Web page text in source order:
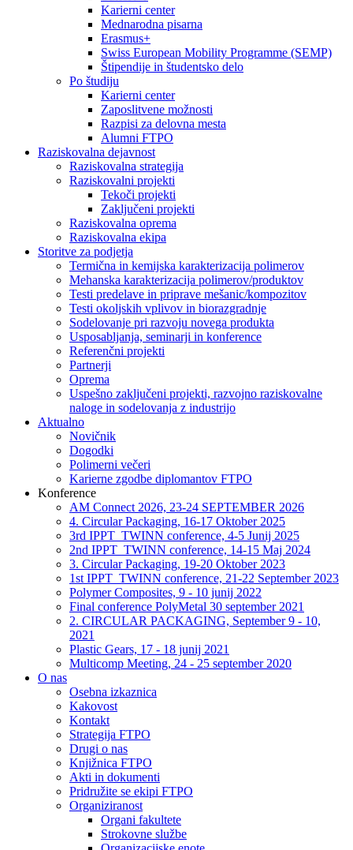
Karierni center
Mednarodna pisarna
Erasmus+
Swiss European Mobility Programme (SEMP)
Štipendije in študentsko delo
Po študiju
Karierni center
Zaposlitvene možnosti
Razpisi za delovna mesta
Alumni FTPO
Raziskovalna dejavnost
Raziskovalna strategija
Raziskovalni projekti
Tekoči projekti
Zaključeni projekti
Raziskovalna oprema
Raziskovalna ekipa
Storitve za podjetja
Termična in kemijska karakterizacija polimerov
Mehanska karakterizacija polimerov/produktov
Testi predelave in priprave mešanic/kompozitov
Testi okoljskih vplivov in biorazgradnje
Sodelovanje pri razvoju novega produkta
Usposabljanja, seminarji in konference
Referenčni projekti
Partnerji
Oprema
Uspešno zaključeni projekti, razvojno raziskovalne
naloge in sodelovanja z industrijo
Aktualno
Novičnik
Dogodki
Polimerni večeri
Karierne zgodbe diplomantov FTPO
Konference
AM Connect 2026, 23-24 SEPTEMBER 2026
4. Circular Packaging, 16-17 Oktober 2025
3rd IPPT_TWINN conference, 4-5 Junij 2025
2nd IPPT_TWINN conference, 14-15 Maj 2024
3. Circular Packaging, 19-20 Oktober 2023
1st IPPT_TWINN conference, 21-22 September 2023
Polymer Composites, 9 - 10 junij 2022
Final conference PolyMetal 30 september 2021
2. CIRCULAR PACKAGING, September 9 - 10,
2021
Plastic Gears, 17 - 18 junij 2021
Multicomp Meeting, 24 - 25 september 2020
O nas
Osebna izkaznica
Kakovost
Kontakt
Strategija FTPO
Drugi o nas
Knjižnica FTPO
Akti in dokumenti
Pridružite se ekipi FTPO
Organiziranost
Organi fakultete
Strokovne službe